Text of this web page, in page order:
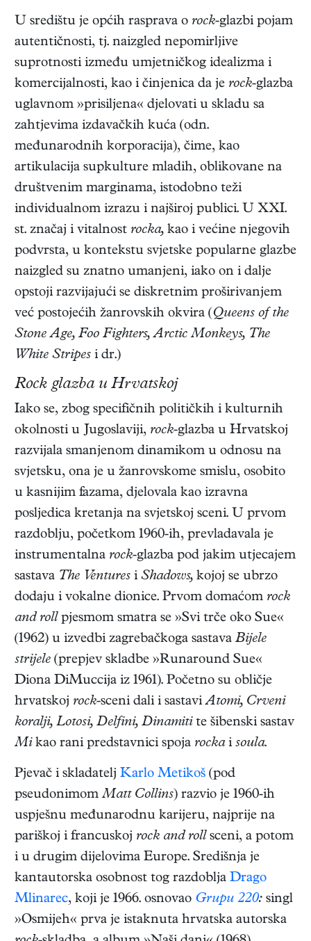
U središtu je općih rasprava o rock-glazbi pojam
autentičnosti, tj. naizgled nepomirljive
suprotnosti između umjetničkog idealizma i
komercijalnosti, kao i činjenica da je rock-glazba
uglavnom »prisiljena« djelovati u skladu sa
zahtjevima izdavačkih kuća (odn.
međunarodnih korporacija), čime, kao
artikulacija supkulture mladih, oblikovane na
društvenim marginama, istodobno teži
individualnom izrazu i najširoj publici. U XXI.
st. značaj i vitalnost rocka, kao i većine njegovih
podvrsta, u kontekstu svjetske popularne glazbe
naizgled su znatno umanjeni, iako on i dalje
opstoji razvijajući se diskretnim proširivanjem
već postojećih žanrovskih okvira (Queens of the
Stone Age, Foo Fighters, Arctic Monkeys, The
White Stripes i dr.)
Rock glazba u Hrvatskoj
Iako se, zbog specifičnih političkih i kulturnih
okolnosti u Jugoslaviji, rock-glazba u Hrvatskoj
razvijala smanjenom dinamikom u odnosu na
svjetsku, ona je u žanrovskome smislu, osobito
u kasnijim fazama, djelovala kao izravna
posljedica kretanja na svjetskoj sceni. U prvom
razdoblju, početkom 1960-ih, prevladavala je
instrumentalna rock-glazba pod jakim utjecajem
sastava The Ventures i Shadows, kojoj se ubrzo
dodaju i vokalne dionice. Prvom domaćom rock
and roll pjesmom smatra se »Svi trče oko Sue«
(1962) u izvedbi zagrebačkoga sastava Bijele
strijele (prepjev skladbe »Runaround Sue«
Diona DiMuccija iz 1961). Početno su obličje
hrvatskoj rock-sceni dali i sastaviAtomi, Crveni
koralji, Lotosi, Delfini, Dinamitite šibenski sastav
Mikao rani predstavnici spoja rockai soula.
Pjevač i skladatelj Karlo Metikoš (pod
pseudonimomMatt Collins) razvio je 1960-ih
uspješnu međunarodnu karijeru, najprije na
pariškoj i francuskoj rock and roll sceni, a potom
i u drugim dijelovima Europe. Središnja je
kantautorska osobnost tog razdoblja Drago
Mlinarec, koji je 1966. osnovao Grupu 220: singl
»Osmijeh« prva je istaknuta hrvatska autorska